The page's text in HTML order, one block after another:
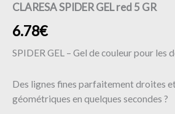
CLARESA SPIDER GEL red 5 GR
6.78€
SPIDER GEL – Gel de couleur pour les
Des lignes fines parfaitement droites
géométriques en quelques secondes ?